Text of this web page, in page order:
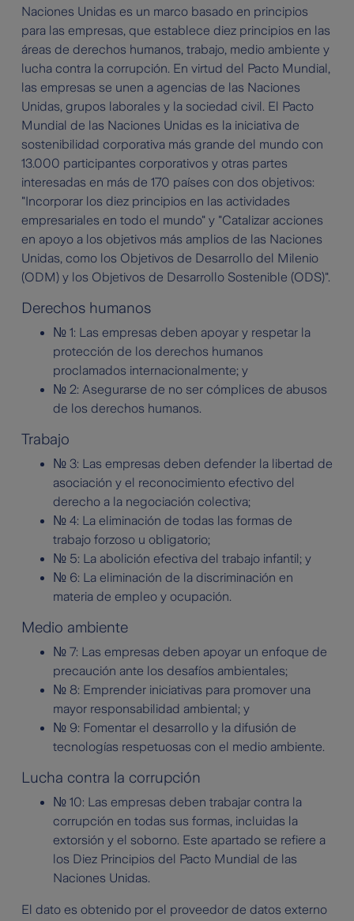
Naciones Unidas es un marco basado en principios
para las empresas, que establece diez principios en las
áreas de derechos humanos, trabajo, medio ambiente y
lucha contra la corrupción. En virtud del Pacto Mundial,
las empresas se unen a agencias de las Naciones
Unidas, grupos laborales y la sociedad civil. El Pacto
Mundial de las Naciones Unidas es la iniciativa de
sostenibilidad corporativa más grande del mundo con
13.000 participantes corporativos y otras partes
interesadas en más de 170 países con dos objetivos:
"Incorporar los diez principios en las actividades
empresariales en todo el mundo" y "Catalizar acciones
en apoyo a los objetivos más amplios de las Naciones
Unidas, como los Objetivos de Desarrollo del Milenio
(ODM) y los Objetivos de Desarrollo Sostenible (ODS)".
Derechos humanos
№ 1: Las empresas deben apoyar y respetar la
protección de los derechos humanos
proclamados internacionalmente; y
№ 2: Asegurarse de no ser cómplices de abusos
de los derechos humanos.
Trabajo
№ 3: Las empresas deben defender la libertad de
asociación y el reconocimiento efectivo del
derecho a la negociación colectiva;
№ 4: La eliminación de todas las formas de
trabajo forzoso u obligatorio;
№ 5: La abolición efectiva del trabajo infantil; y
№ 6: La eliminación de la discriminación en
materia de empleo y ocupación.
Medio ambiente
№ 7: Las empresas deben apoyar un enfoque de
precaución ante los desafíos ambientales;
№ 8: Emprender iniciativas para promover una
mayor responsabilidad ambiental; y
№ 9: Fomentar el desarrollo y la difusión de
tecnologías respetuosas con el medio ambiente.
Lucha contra la corrupción
№ 10: Las empresas deben trabajar contra la
corrupción en todas sus formas, incluidas la
extorsión y el soborno. Este apartado se refiere a
los Diez Principios del Pacto Mundial de las
Naciones Unidas.
El dato es obtenido por el proveedor de datos externo